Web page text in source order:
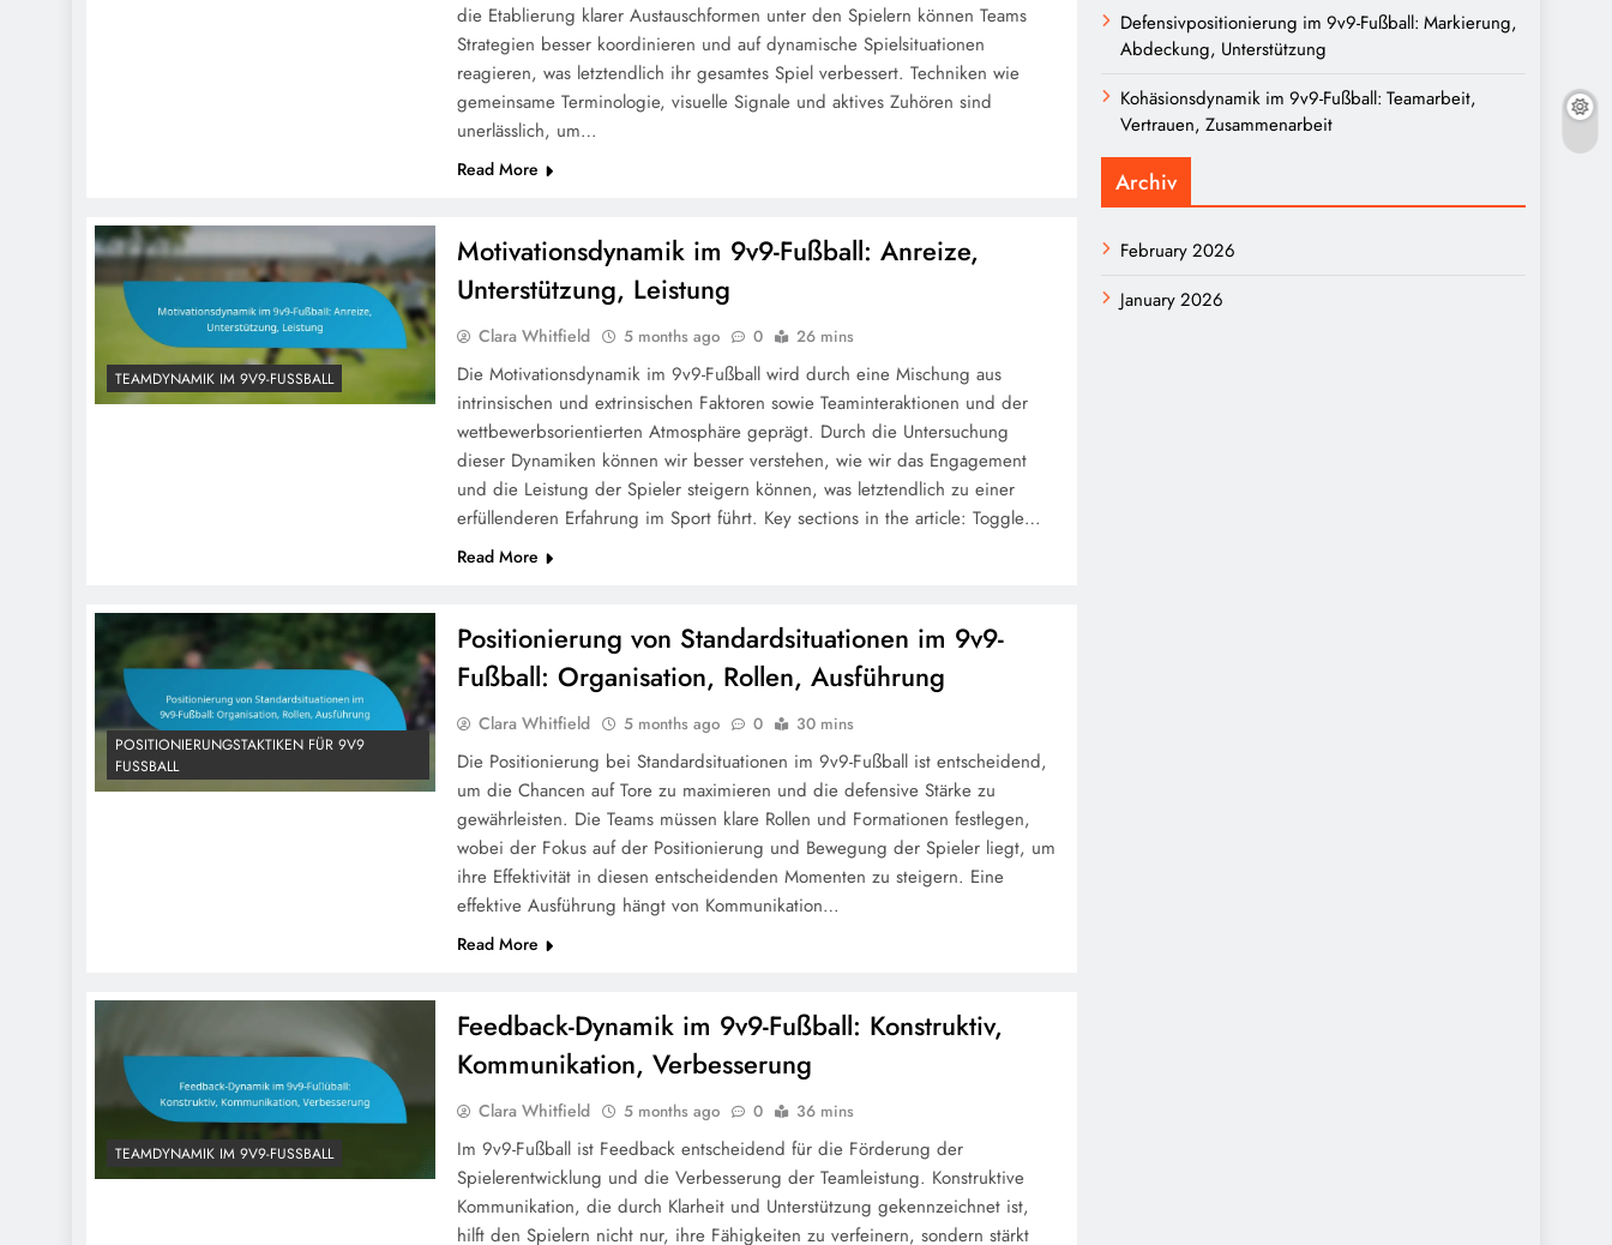
die Etablierung klarer Austauschformen unter den Spielern können Teams
Strategien besser koordinieren und auf dynamische Spielsituationen
reagieren, was letztendlich ihr gesamtes Spiel verbessert. Techniken wie
gemeinsame Terminologie, visuelle Signale und aktives Zuhören sind
unerlässlich, um…
Read More
TEAMDYNAMIK IM 9V9-FUSSBALL
Motivationsdynamik im 9v9-Fußball: Anreize,
Unterstützung, Leistung
Clara Whitfield 5 months ago 0 26 mins
Die Motivationsdynamik im 9v9-Fußball wird durch eine Mischung aus
intrinsischen und extrinsischen Faktoren sowie Teaminteraktionen und der
wettbewerbsorientierten Atmosphäre geprägt. Durch die Untersuchung
dieser Dynamiken können wir besser verstehen, wie wir das Engagement
und die Leistung der Spieler steigern können, was letztendlich zu einer
erfüllenderen Erfahrung im Sport führt. Key sections in the article: Toggle…
Read More
POSITIONIERUNGSTAKTIKEN FÜR 9V9
FUSSBALL
Positionierung von Standardsituationen im 9v9-
Fußball: Organisation, Rollen, Ausführung
Clara Whitfield 5 months ago 0 30 mins
Die Positionierung bei Standardsituationen im 9v9-Fußball ist entscheidend,
um die Chancen auf Tore zu maximieren und die defensive Stärke zu
gewährleisten. Die Teams müssen klare Rollen und Formationen festlegen,
wobei der Fokus auf der Positionierung und Bewegung der Spieler liegt, um
ihre Effektivität in diesen entscheidenden Momenten zu steigern. Eine
effektive Ausführung hängt von Kommunikation…
Read More
TEAMDYNAMIK IM 9V9-FUSSBALL
Feedback-Dynamik im 9v9-Fußball: Konstruktiv,
Kommunikation, Verbesserung
Clara Whitfield 5 months ago 0 36 mins
Im 9v9-Fußball ist Feedback entscheidend für die Förderung der
Spielerentwicklung und die Verbesserung der Teamleistung. Konstruktive
Kommunikation, die durch Klarheit und Unterstützung gekennzeichnet ist,
hilft den Spielern nicht nur, ihre Fähigkeiten zu verfeinern, sondern stärkt
Defensivpositionierung im 9v9-Fußball: Markierung,
Abdeckung, Unterstützung
Kohäsionsdynamik im 9v9-Fußball: Teamarbeit,
Vertrauen, Zusammenarbeit
Archiv
February 2026
January 2026